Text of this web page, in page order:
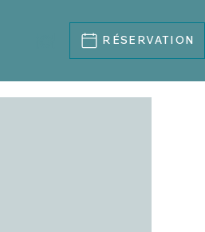
RÉSERVATION